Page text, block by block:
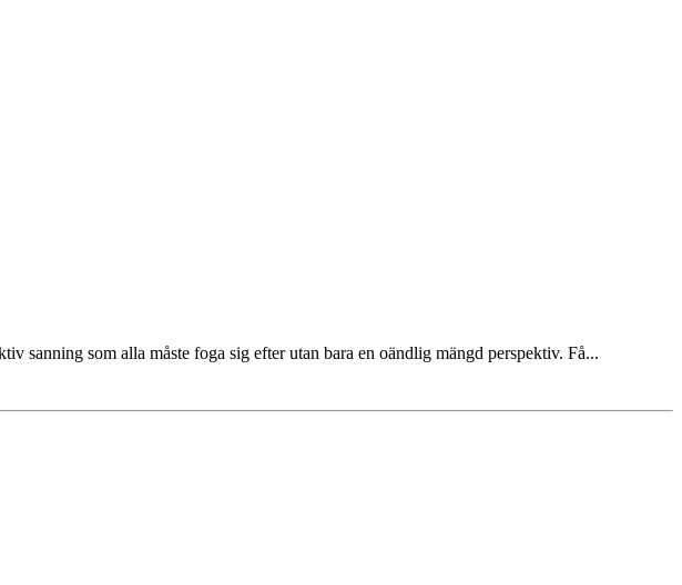
sanning som alla måste foga sig efter utan bara en oändlig mängd perspektiv. Få...